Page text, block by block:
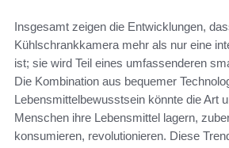
Insgesamt zeigen die Entwicklungen,
Kühlschrankkamera mehr als nur eine
ist; sie wird Teil eines umfassenderen
Die Kombination aus bequemer
Lebensmittelbewusstsein könnte die Art
Menschen ihre Lebensmittel lagern,
konsumieren, revolutionieren. Diese